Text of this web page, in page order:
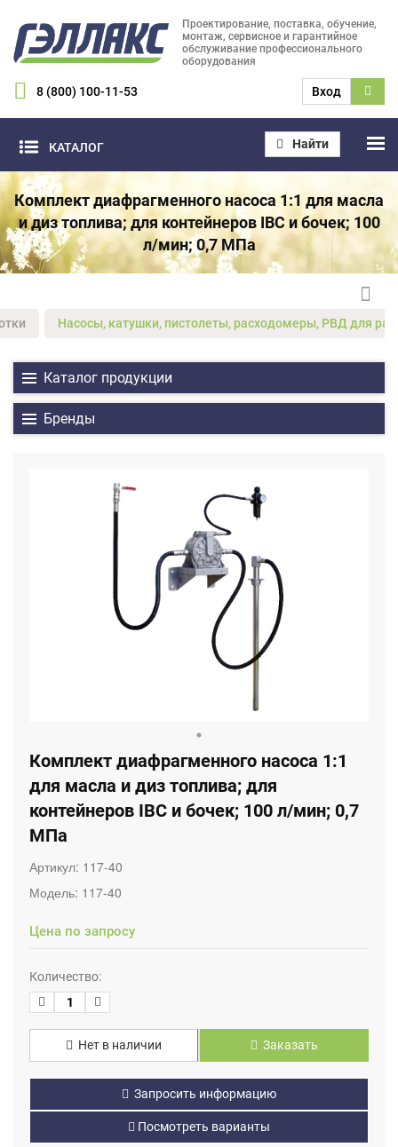
Проектирование, поставка, обучение,
монтаж, сервисное и гарантийное
обслуживание профессионального
оборудования
8 (800) 100-11-53 Вход
КАТАЛОГ Найти
Комплект диафрагменного насоса 1:1 для масла
и диз топлива; для контейнеров IBC и бочек; 100
л/мин; 0,7 МПа
Насосы, катушки, пистолеты, расходомеры, РВД для
Каталог продукции
Бренды
Комплект диафрагменного насоса 1:1
для масла и диз топлива; для
контейнеров IBC и бочек; 100 л/мин; 0,7
МПа
Артикул: 117-40
Модель: 117-40
Цена по запросу
Количество:
Нет в наличии Заказать
Запросить информацию
Посмотреть варианты